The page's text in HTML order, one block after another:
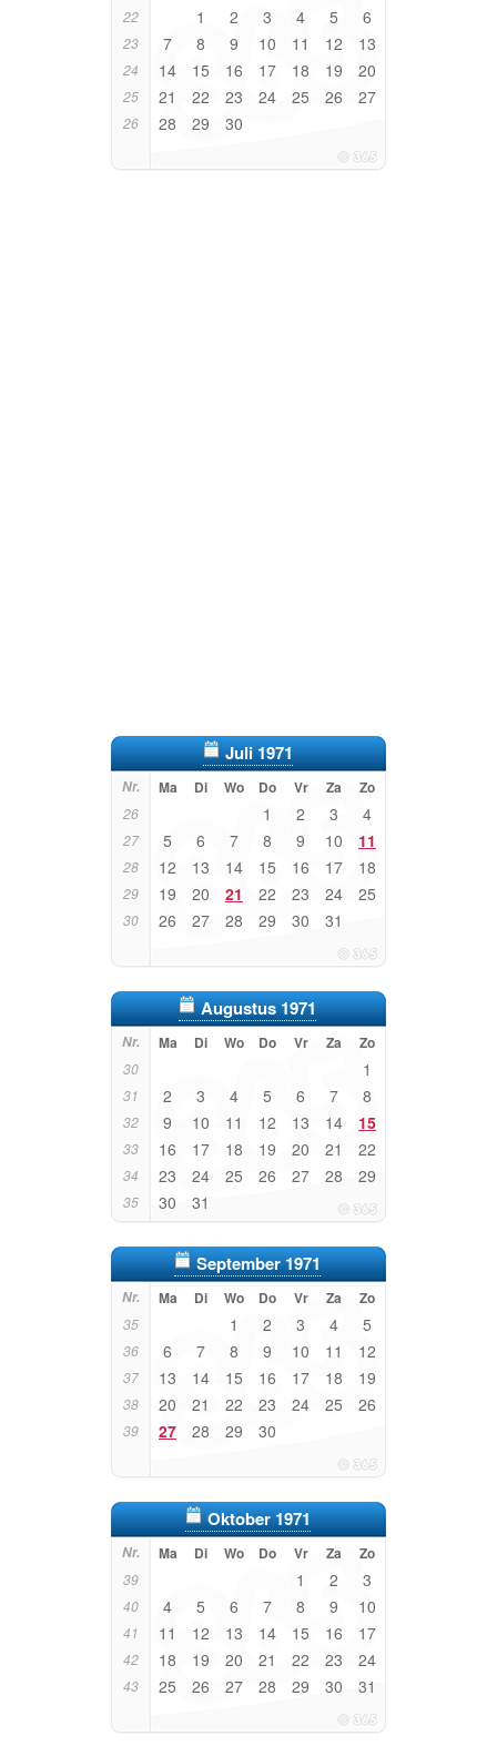
22 1 2 3 4 5 6
23 7 8 9 10 11 12 13
24 14 15 16 17 18 19 20
25 21 22 23 24 25 26 27
26 28 29 30
Juli 1971
Nr. Ma Di Wo Do Vr Za Zo
26 1 2 3 4
27 5 6 7 8 9 10 11
28 12 13 14 15 16 17 18
29 19 20 21 22 23 24 25
30 26 27 28 29 30 31
Augustus 1971
Nr. Ma Di Wo Do Vr Za Zo
30 1
31 2 3 4 5 6 7 8
32 9 10 11 12 13 14 15
33 16 17 18 19 20 21 22
34 23 24 25 26 27 28 29
35 30 31
September 1971
Nr. Ma Di Wo Do Vr Za Zo
35 1 2 3 4 5
36 6 7 8 9 10 11 12
37 13 14 15 16 17 18 19
38 20 21 22 23 24 25 26
39 27 28 29 30
Oktober 1971
Nr. Ma Di Wo Do Vr Za Zo
39 1 2 3
40 4 5 6 7 8 9 10
41 11 12 13 14 15 16 17
42 18 19 20 21 22 23 24
43 25 26 27 28 29 30 31